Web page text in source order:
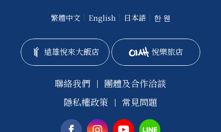
繁體中文 English 日本語 한 웬
遠雄悅來大飯店 悅樂旅店
聯絡我們
團體及合作洽談
隱私權政策
常見問題